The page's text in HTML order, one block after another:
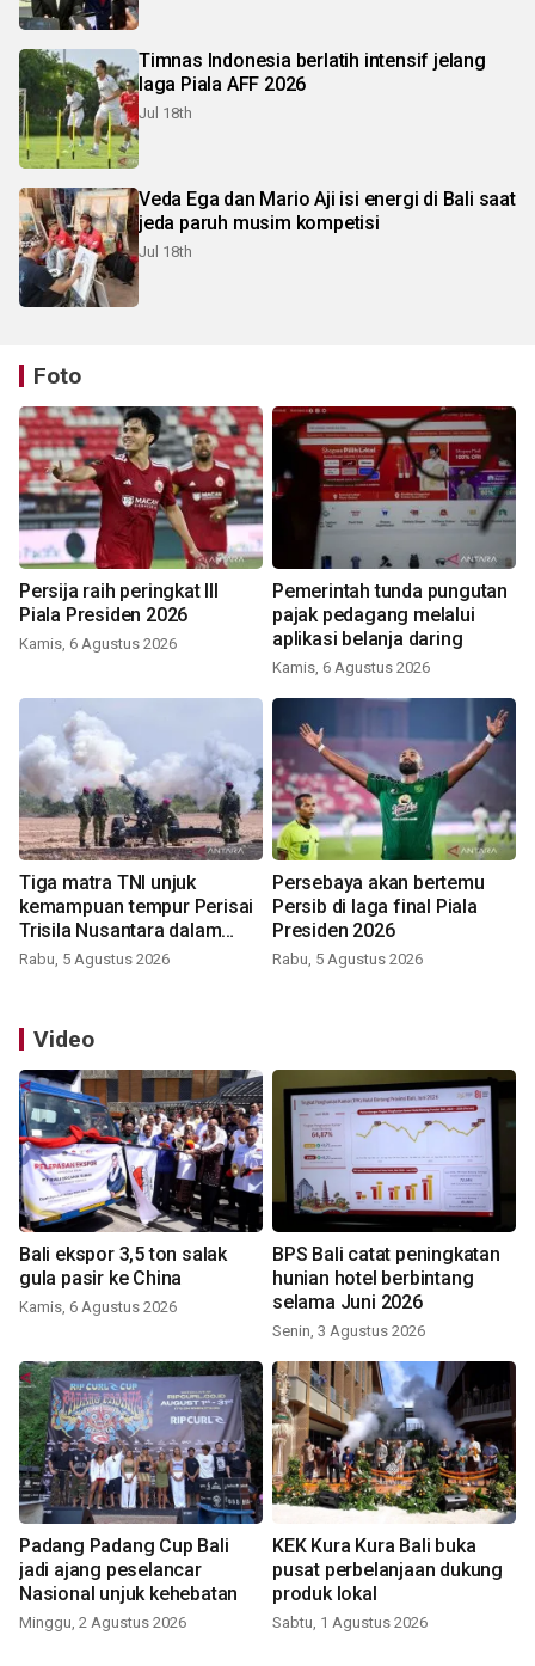
Timnas Indonesia berlatih intensif jelang
laga Piala AFF 2026
Jul 18th
Veda Ega dan Mario Aji isi energi di Bali saat
jeda paruh musim kompetisi
Jul 18th
Foto
Persija raih peringkat III
Piala Presiden 2026
Kamis, 6 Agustus 2026
Pemerintah tunda pungutan
pajak pedagang melalui
aplikasi belanja daring
Kamis, 6 Agustus 2026
Tiga matra TNI unjuk
kemampuan tempur Perisai
Trisila Nusantara dalam
latihan di Kepri
Rabu, 5 Agustus 2026
Persebaya akan bertemu
Persib di laga final Piala
Presiden 2026
Rabu, 5 Agustus 2026
Video
Bali ekspor 3,5 ton salak
gula pasir ke China
Kamis, 6 Agustus 2026
BPS Bali catat peningkatan
hunian hotel berbintang
selama Juni 2026
Senin, 3 Agustus 2026
Padang Padang Cup Bali
jadi ajang peselancar
Nasional unjuk kehebatan
Minggu, 2 Agustus 2026
KEK Kura Kura Bali buka
pusat perbelanjaan dukung
produk lokal
Sabtu, 1 Agustus 2026